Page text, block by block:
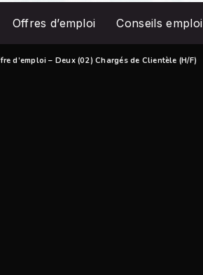
Offres d’emploi Conseils emploi
d’emploi – Deux (02) Chargés de Clientèle (H/F)